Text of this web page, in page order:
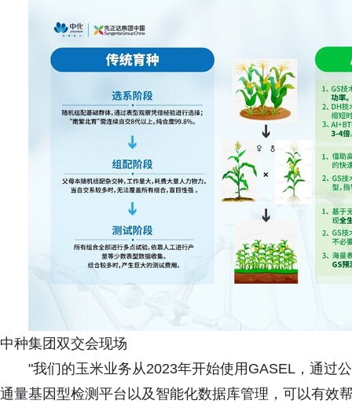
中种集团双交会现场
"我们的玉米业务从2023年开始使用GASEL，通过
通量基因型检测平台以及智能化数据库管理，可以有效